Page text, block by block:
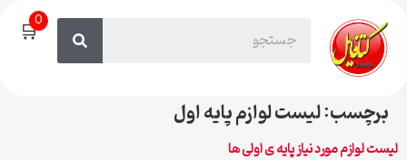
🛒0
برچسب:لیست لوازم پایه اول
لیست لوازم مورد نیاز پایه ی اولی ها